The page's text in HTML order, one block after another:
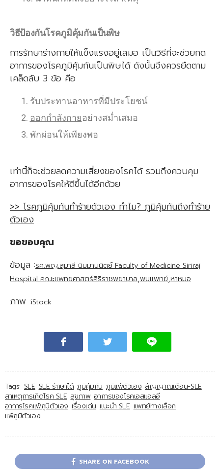
วิธีป้องกันโรคภูมิคุ้มกันเป็นพิษ
การรักษาร่างกายให้แข็งแรงอยู่เสมอ เป็นวิธีที่จะช่วยกด
อาการของโรคภูมิคุ้มกันเป็นพิษได้ ดังนั้นจึงควรยึดตาม
เคล็ดลับ 3 ข้อ คือ
รับประทานอาหารที่มีประโยชน์
ออกกำลังกายอย่างสม่ำเสมอ
พักผ่อนให้เพียงพอ
เท่านี้ก็จะช่วยลดความเสี่ยงของโรคได้ รวมถึงควบคุม
อาการของโรคให้ดีขึ้นได้อีกด้วย
>> โรคภูมิคุ้มกันทำร้ายตัวเอง ทำไม? ภูมิคุ้มกันถึงทำร้าย
ตัวเอง
ขอขอบคุณ
ข้อมูล :รศ.พญ.สุมาลี นิมมานนิตย์ Faculty of Medicine Siriraj
Hospital คณะแพทยศาสตร์ศิริราชพยาบาล,พบแพทย์,หาหมอ
ภาพ :iStock
Tags: SLE SLE รักษาได้ ภูมิคุ้มกัน ภูมิแพ้ตัวเอง สัญญาณเตือน-SLE
สาเหตุการเกิดโรค SLE สุขภาพ อาการของโรคเอสแอลอี
อาการโรคแพ้ภูมิตัวเอง เรื่องเด่น แนะนำ SLE แพทย์ทางเลือก
แพ้ภูมิตัวเอง
SHARE ON FACEBOOK